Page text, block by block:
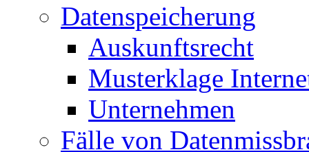
Datenspeicherung
Auskunftsrecht
Musterklage
Unternehmen
Fälle von